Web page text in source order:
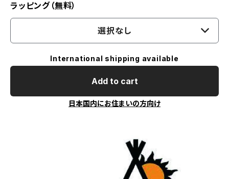
ラッピング（無料）
選択なし
International shipping available
Add to cart
日本国内にお住まいの方向け